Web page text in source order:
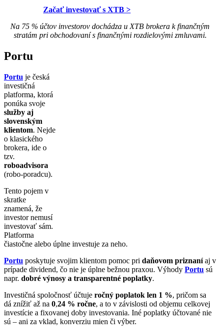
Začať investovať s XTB >
Na 75 % účtov investorov dochádza u XTB brokera k finančným
stratám pri obchodovaní s finančnými rozdielovými zmluvami.
Portu
Portu je česká
investičná
platforma, ktorá
ponúka svoje
služby aj
slovenským
klientom. Nejde
o klasického
brokera, ide o
tzv.
roboadvisora
(robo-poradcu).
Tento pojem v
skratke
znamená, že
investor nemusí
investovať sám.
Platforma
čiastočne alebo úplne investuje za neho.
Portu poskytuje svojim klientom pomoc pri daňovom priznaníaj v
prípade dividend, čo nie je úplne bežnou praxou. Výhody Portu sú
napr. dobré výnosy a transparentné poplatky.
Investičná spoločnosť účtuje ročný poplatok len 1 %, pričom sa
dá znížiť až na 0,24 % ročne, a to v závislosti od objemu celkovej
investície a fixovanej doby investovania. Iné poplatky účtované nie
sú – ani za vklad, konverziu mien či výber.